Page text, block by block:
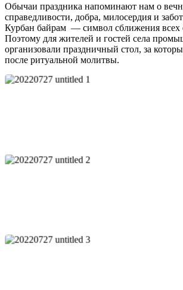
Обычаи праздника напоминают нам о
справедливости, добра, милосердия и
Курбан байрам — символ сближения всех
Поэтому для жителей и гостей села
организовали праздничный стол, за
после ритуальной молитвы.